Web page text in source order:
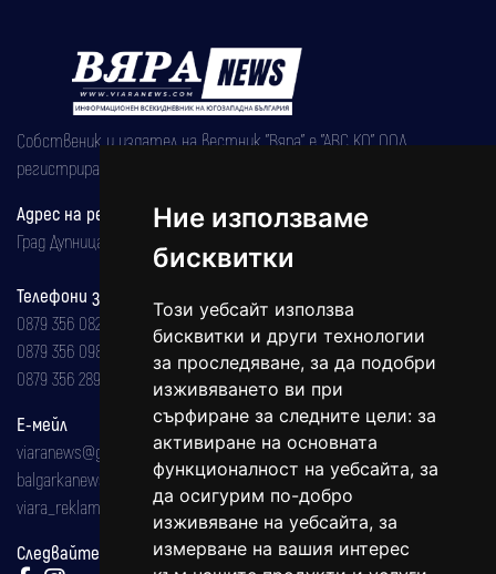
Ние използваме
бисквитки
Този уебсайт използва
бисквитки и други технологии
за проследяване, за да подобри
изживяването ви при
сърфиране за следните цели: за
активиране на основната
функционалност на уебсайта, за
да осигурим по-добро
изживяване на уебсайта, за
измерване на вашия интерес
Собственик и издател на вестник "Вяра" е "АВС КО" ООД,
регистрирана на 08.05.2002 година.
Адрес на редакцията
Град Дупница, ул.''Христо Ботев" 43
Телефони за реклама и абонаменти
0879 356 082
0879 356 098
0879 356 289
Е-мейл
viaranews@gmail.com
balgarkanews@gmail.com
viara_reklama@mail.bg
Следвайте ни: